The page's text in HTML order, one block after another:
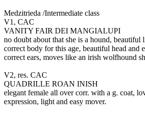
Medzitrieda /Intermediate class
V1, CAC
VANITY FAIR DEI MANGIALUPI
no doubt about that she is a hound, beautiful
correct body for this age, beautiful head and
correct ears, moves like an irish wolfhound
V2, res. CAC
QUADRILLE ROAN INISH
elegant female all over corr. with a g. coat,
expression, light and easy mover.